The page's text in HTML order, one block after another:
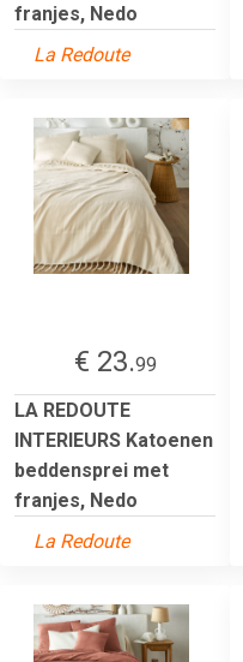
franjes, Nedo
La Redoute
€ 23.99
LA REDOUTE
INTERIEURS Katoenen
beddensprei met
franjes, Nedo
La Redoute